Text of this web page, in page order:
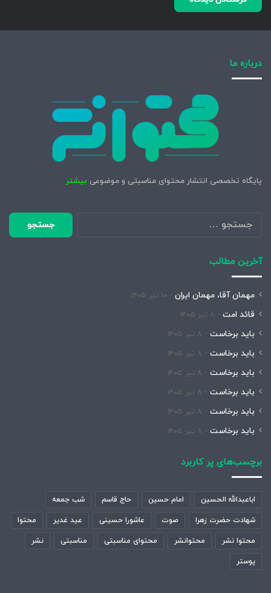
درباره ما
پایگاه تخصصی انتشار محتوای مناسبتی و موضوعی بیشتر
جستجو
برای:
آخرین مطالب
مهمان آقا، مهمان ایران ۱۰ تیر ۱۴۰۵
قائد امت ۸ تیر ۱۴۰۵
باید برخاست ۸ تیر ۱۴۰۵
باید برخاست ۸ تیر ۱۴۰۵
باید برخاست ۸ تیر ۱۴۰۵
باید برخاست ۸ تیر ۱۴۰۵
باید برخاست ۸ تیر ۱۴۰۵
باید برخاست ۸ تیر ۱۴۰۵
برچسب‌های پر کاربرد
اباعبدالله الحسین امام حسین حاج قاسم شب جمعه
شهادت حضرت زهرا صوت عاشورا حسینی عید غدیر محتوا
محتوا نشر محتوانشر محتوای مناسبتی مناسبتی نشر
پوستر